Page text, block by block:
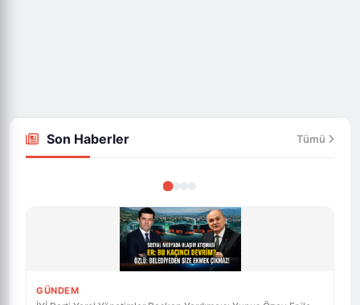
Son Haberler Tümü
GÜNDEM
İYİ Parti Yerel Yönetimler Başkan Yardımcısı Yunus Özay Er ile